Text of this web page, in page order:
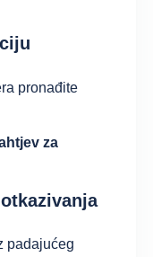
pronađite
za
padajućeg